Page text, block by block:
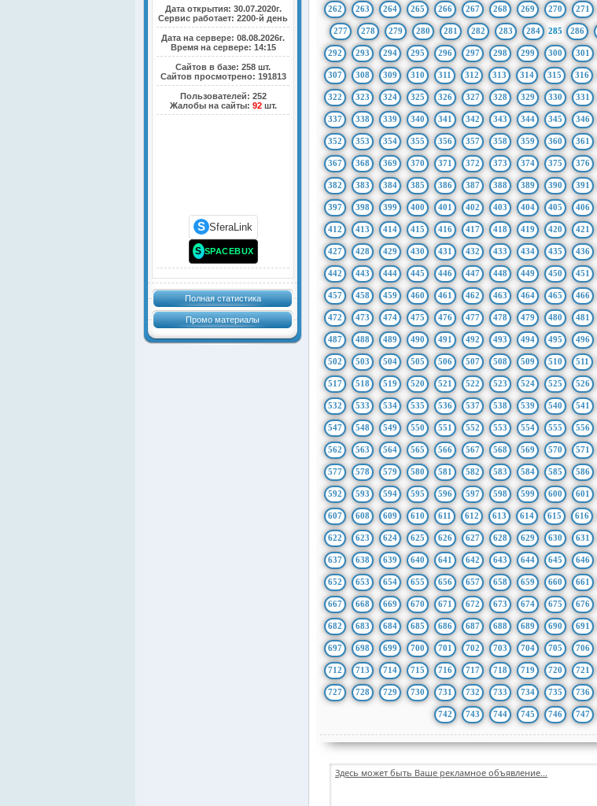
Дата открытия: 30.07.2020г.
Сервис работает: 2200-й день
Дата на сервере: 08.08.2026г.
Время на сервере: 14:15
Сайтов в базе: 258 шт.
Сайтов просмотрено: 191813
Пользователей: 252
Жалобы на сайты: 92шт.
S SferaLink
S SPACEBUX
Полная статистика
Промо материалы
262 263 264 265 266 267 268 269 270 271
277 278 279 280 281 282 283 284 285 286
292 293 294 295 296 297 298 299 300 301
307 308 309 310 311 312 313 314 315 316
322 323 324 325 326 327 328 329 330 331
337 338 339 340 341 342 343 344 345 346
352 353 354 355 356 357 358 359 360 361
367 368 369 370 371 372 373 374 375 376
382 383 384 385 386 387 388 389 390 391
397 398 399 400 401 402 403 404 405 406
412 413 414 415 416 417 418 419 420 421
427 428 429 430 431 432 433 434 435 436
442 443 444 445 446 447 448 449 450 451
457 458 459 460 461 462 463 464 465 466
472 473 474 475 476 477 478 479 480 481
487 488 489 490 491 492 493 494 495 496
502 503 504 505 506 507 508 509 510 511
517 518 519 520 521 522 523 524 525 526
532 533 534 535 536 537 538 539 540 541
547 548 549 550 551 552 553 554 555 556
562 563 564 565 566 567 568 569 570 571
577 578 579 580 581 582 583 584 585 586
592 593 594 595 596 597 598 599 600 601
607 608 609 610 611 612 613 614 615 616
622 623 624 625 626 627 628 629 630 631
637 638 639 640 641 642 643 644 645 646
652 653 654 655 656 657 658 659 660 661
667 668 669 670 671 672 673 674 675 676
682 683 684 685 686 687 688 689 690 691
697 698 699 700 701 702 703 704 705 706
712 713 714 715 716 717 718 719 720 721
727 728 729 730 731 732 733 734 735 736
742 743 744 745 746 747
Здесь может быть Ваше рекламное объявление...